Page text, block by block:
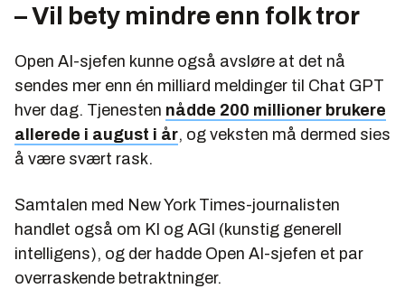
– Vil bety mindre enn folk tror
Open AI-sjefen kunne også avsløre at det nå
sendes mer enn én milliard meldinger til Chat GPT
hver dag. Tjenesten nådde 200 millioner brukere
allerede i august i år, og veksten må dermed sies
å være svært rask.
Samtalen med New York Times-journalisten
handlet også om KI og AGI (kunstig generell
intelligens), og der hadde Open AI-sjefen et par
overraskende betraktninger.